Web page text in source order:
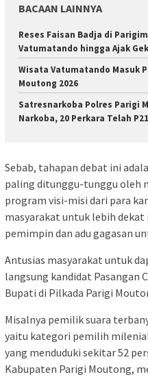
BACAAN LAINNYA
Reses Faisan Badja di
Vatumatando hingga Ajak
Wisata Vatumatando Masuk
Moutong 2026
Satresnarkoba Polres Parigi
Narkoba, 20 Perkara Telah P21
Sebab, tahapan debat ini
paling ditunggu-tunggu oleh
program visi-misi dari para
masyarakat untuk lebih
pemimpin dan adu gagasan
Antusias masyarakat untuk
langsung kandidat Pasangan
Bupati di Pilkada Parigi
Misalnya pemilik suara
yaitu kategori pemilih
yang menduduki sekitar 52
Kabupaten Parigi Moutong,